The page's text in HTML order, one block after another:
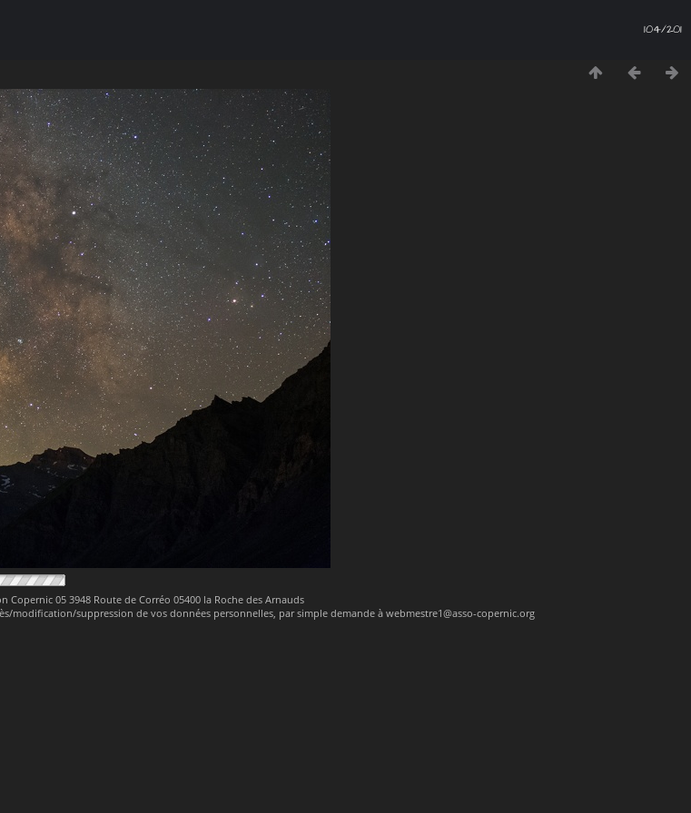
104/201
Copernic 05 3948 Route de Corréo 05400 la Roche des Arnauds
modification/suppression de vos données personnelles, par simple demande à webmestre1@asso-copernic.org